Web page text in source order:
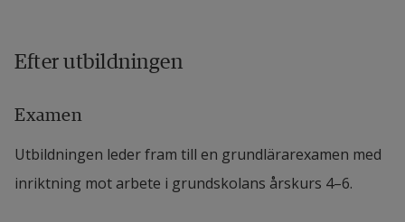
Efter utbildningen
Examen
Utbildningen leder fram till en grundlärarexamen med
inriktning mot arbete i grundskolans årskurs 4–6.